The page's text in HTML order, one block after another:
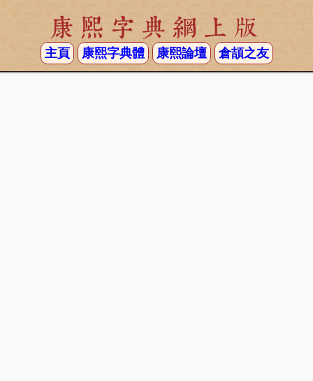
康熙字典網上版
主頁 康熙字典體 康熙論壇 倉頡之友